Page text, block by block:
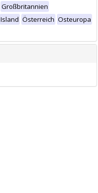
Großbritannien
Island Österreich Osteuropa